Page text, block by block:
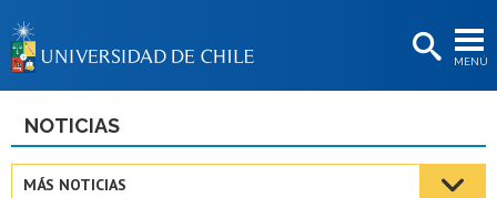
MENÚ
BIBLIOTECAS
NOTICIAS
MÁS NOTICIAS